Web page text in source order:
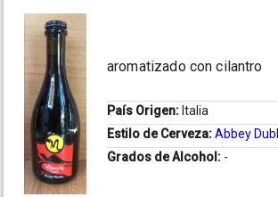
aromatizado con cilantro
País Origen: Italia
Estilo de Cerveza:Abbey
Grados de Alcohol: -